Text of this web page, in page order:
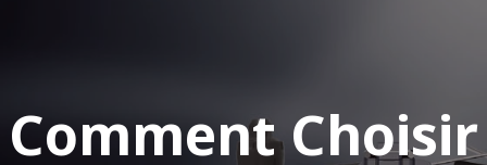
Comment Choisir